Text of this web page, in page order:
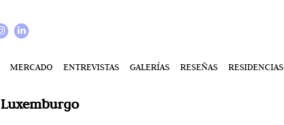
MERCADO ENTREVISTAS GALERÍAS RESEÑAS RESIDENCIAS
Luxemburgo